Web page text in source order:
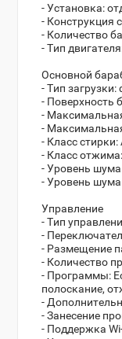
- Установка:
- Конструкция
- Количество
- Тип
Основной
- Тип
- Поверхность
-
-
- Класс стирки:
- Класс
- Уровень шума
- Уровень
Управление
- Тип
-
- Размещение
- Количество
- Программы:
полоскание,
-
- Занесение
- Поддержка